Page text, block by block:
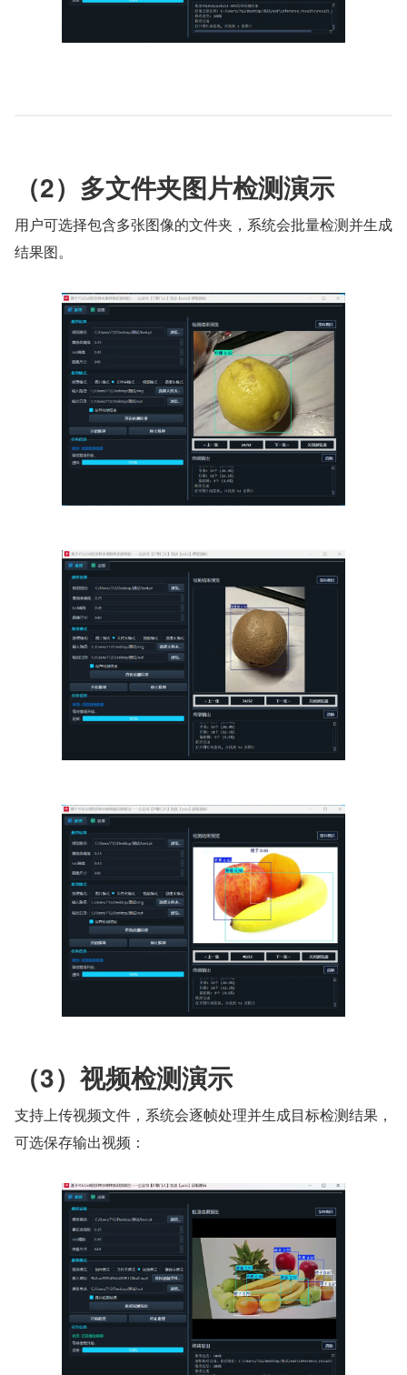
（2）多文件夹图片检测演示
用户可选择包含多张图像的文件夹，系统会批量检测并生成
结果图。
（3）视频检测演示
支持上传视频文件，系统会逐帧处理并生成目标检测结果，
可选保存输出视频：